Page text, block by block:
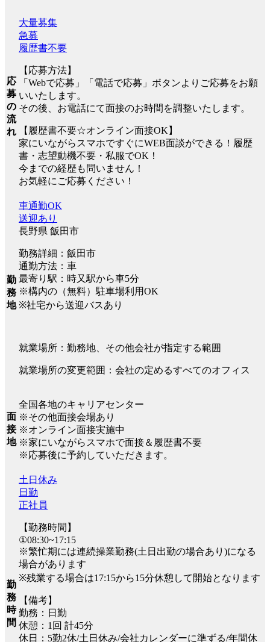
応
募
の
流
れ
大量募集
急募
履歴書不要
【応募方法】
「Webで応募」「電話で応募」ボタンよりご応募をお願
いいたします。
その後、お電話にて面接のお時間を調整いたします。
【履歴書不要☆オンライン面接OK】
家にいながらスマホですぐにWEB面談ができる！履歴
書・志望動機不要・私服でOK！
今までの経歴も問いません！
お気軽にご応募ください！
勤
務
地
車通勤OK
送迎あり
長野県 飯田市
勤務詳細：飯田市
通勤方法：車
最寄り駅：時又駅から車5分
※構内の（無料）駐車場利用OK
※社宅から送迎バスあり
就業場所：勤務地、その他会社が指定する範囲
就業場所の変更範囲：会社の定めるすべてのオフィス
面
接
地
全国各地のキャリアセンター
※その他面接会場あり
※オンライン面接実施中
※家にいながらスマホで面接＆履歴書不要
※応募後に予約していただきます。
勤
務
時
間
土日休み
日勤
正社員
【勤務時間】
①08:30~17:15
※繁忙期には連続操業勤務(土日出勤の場合あり)になる
場合があります
※残業する場合は17:15から15分休憩して開始となります
【備考】
勤務：日勤
休憩：1回 計45分
休日：5勤2休/土日休み/会社カレンダーに準ずる/年間休